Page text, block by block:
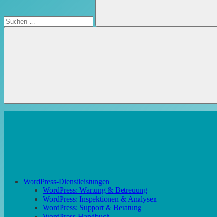
Suchen
WordPress-Dienstleistungen
WordPress: Wartung & Betreuung
WordPress: Inspektionen & Analysen
WordPress: Support & Beratung